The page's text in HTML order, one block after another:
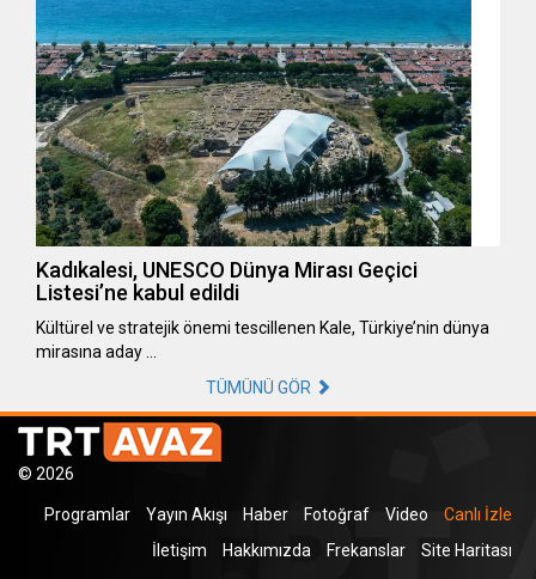
Kadıkalesi, UNESCO Dünya Mirası Geçici
Listesi’ne kabul edildi
Kültürel ve stratejik önemi tescillenen Kale, Türkiye’nin dünya
mirasına aday …
TÜMÜNÜ GÖR
© 2026
Programlar Yayın Akışı Haber Fotoğraf Video
Canlı İzle
İletişim
Hakkımızda Frekanslar
Site Haritası